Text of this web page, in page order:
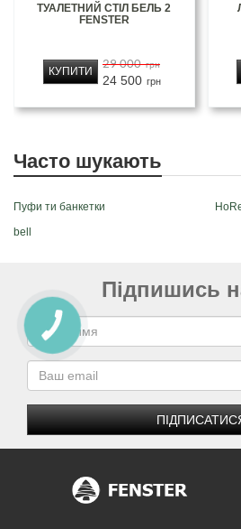
ТУАЛЕТНИЙ СТІЛ БЕЛЬ 2
FENSTER
29 000 грн
24 500 грн
КУПИТИ
Часто шукають
Пуфи ти банкетки
bell
Підпишись